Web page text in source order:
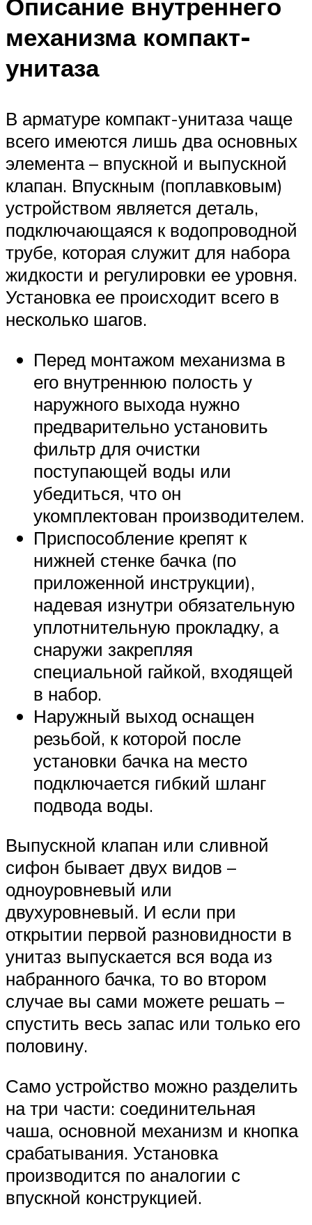
механизма компакт-
унитаза
В арматуре компакт-унитаза чаще
всего имеются лишь два основных
элемента – впускной и выпускной
клапан. Впускным (поплавковым)
устройством является деталь,
подключающаяся к водопроводной
трубе, которая служит для набора
жидкости и регулировки ее уровня.
Установка ее происходит всего в
несколько шагов.
Перед монтажом механизма в
его внутреннюю полость у
наружного выхода нужно
предварительно установить
фильтр для очистки
поступающей воды или
убедиться, что он
укомплектован производителем.
Приспособление крепят к
нижней стенке бачка (по
приложенной инструкции),
надевая изнутри обязательную
уплотнительную прокладку, а
снаружи закрепляя
специальной гайкой, входящей
в набор.
Наружный выход оснащен
резьбой, к которой после
установки бачка на место
подключается гибкий шланг
подвода воды.
Выпускной клапан или сливной
сифон бывает двух видов –
одноуровневый или
двухуровневый. И если при
открытии первой разновидности в
унитаз выпускается вся вода из
набранного бачка, то во втором
случае вы сами можете решать –
спустить весь запас или только его
половину.
Само устройство можно разделить
на три части: соединительная
чаша, основной механизм и кнопка
срабатывания. Установка
производится по аналогии с
впускной конструкцией.